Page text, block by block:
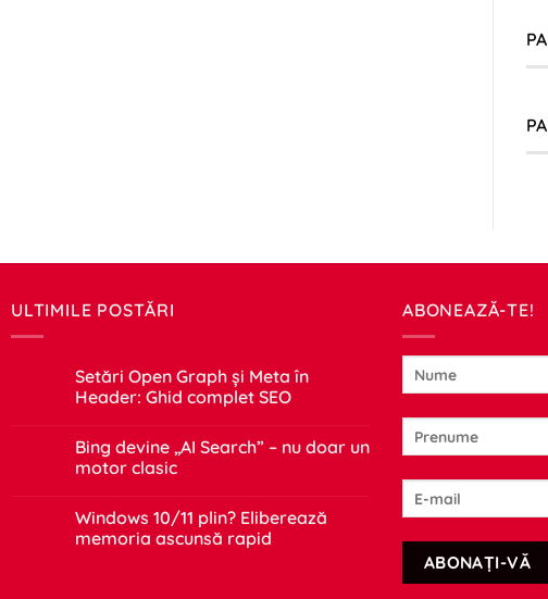
ULTIMILE POSTĂRI
Setări Open Graph și Meta în
Header: Ghid complet SEO
la
Setări
Open
Meta
în
Header:
Bing devine „AI Search” – nu doar un
motor clasic
la
Bing
devine
Windows 10/11 plin? Eliberează
memoria ascunsă rapid
ABONEAZĂ-TE!